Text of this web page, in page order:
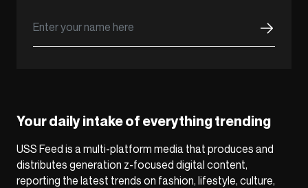
Your daily intake of everything trending
USS Feed is a multi-platform media that produces and
distributes generation z-focused digital content,
reporting the latest trends on fashion, lifestyle, culture,